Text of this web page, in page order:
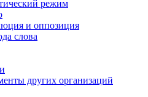
режим
и оппозиция
слова
других организаций